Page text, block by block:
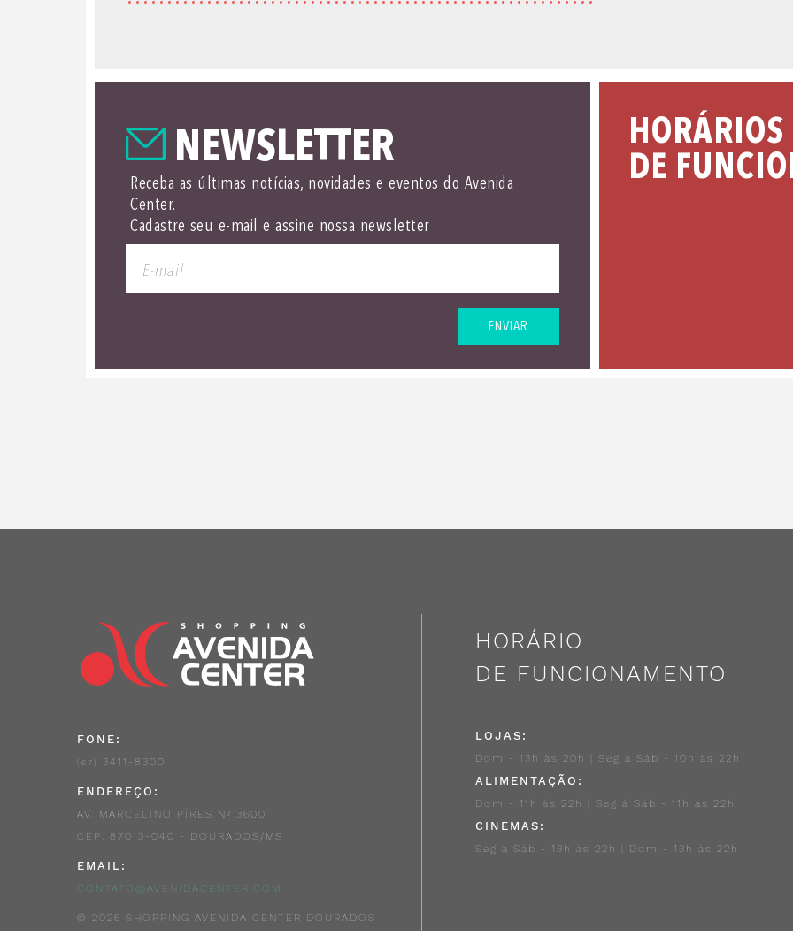
NEWSLETTER
Receba as últimas notícias, novidades e eventos do Avenida
Center.
Cadastre seu e-mail e assine nossa newsletter
ENVIAR
HORÁRIOS
DE
FONE:
(67) 3411-8300
ENDEREÇO:
AV. MARCELINO PÍRES Nº 3600
CEP: 87013-040 - DOURADOS/MS
EMAIL:
CONTATO@AVENIDACENTER.COM
© 2026 SHOPPING AVENIDA CENTER DOURADOS
HORÁRIO
DE FUNCIONAMENTO
LOJAS:
Dom - 13h às 20h | Seg à Sáb - 10h às 22h
ALIMENTAÇÃO:
Dom - 11h às 22h | Seg à Sáb - 11h às 22h
CINEMAS:
Seg à Sáb - 13h às 22h | Dom - 13h às 22h